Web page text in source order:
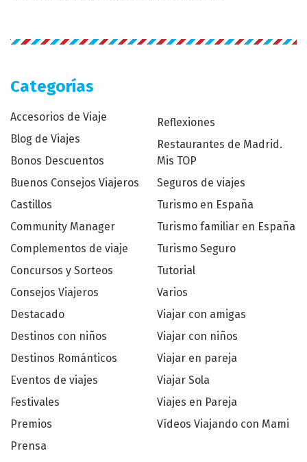
Categorías
Accesorios de Viaje
Blog de Viajes
Bonos Descuentos
Buenos Consejos Viajeros
Castillos
Community Manager
Complementos de viaje
Concursos y Sorteos
Consejos Viajeros
Destacado
Destinos con niños
Destinos Románticos
Eventos de viajes
Festivales
Premios
Prensa
Reflexiones
Restaurantes de Madrid.
Mis TOP
Seguros de viajes
Turismo en España
Turismo familiar en España
Turismo Seguro
Tutorial
Varios
Viajar con amigas
Viajar con niños
Viajar en pareja
Viajar Sola
Viajes en Pareja
Vídeos Viajando con Mami